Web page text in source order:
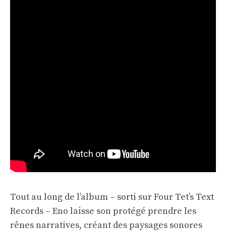
Tout au long de l’album – sorti sur Four Tet’s Text
Records – Eno laisse son protégé prendre les
rênes narratives, créant des paysages sonores